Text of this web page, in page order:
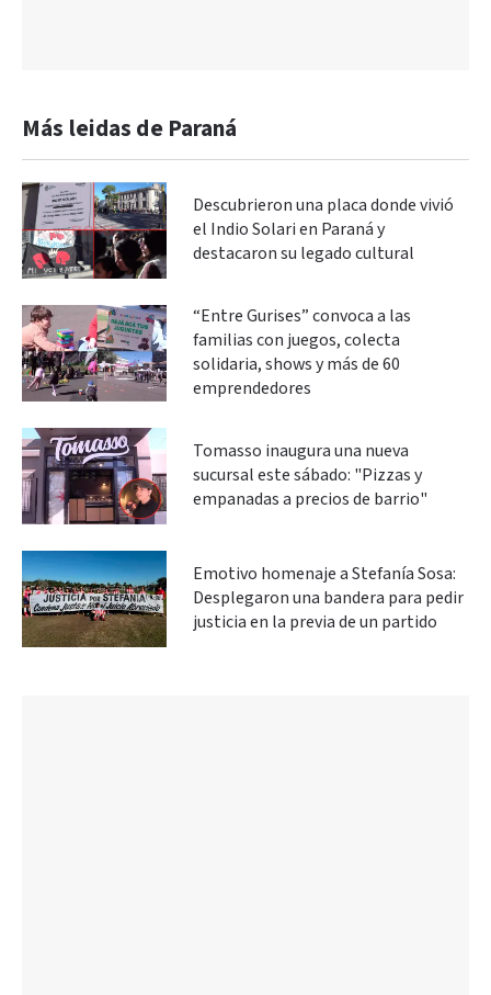
Más leidas de Paraná
Descubrieron una placa donde vivió
el Indio Solari en Paraná y
destacaron su legado cultural
“Entre Gurises” convoca a las
familias con juegos, colecta
solidaria, shows y más de 60
emprendedores
Tomasso inaugura una nueva
sucursal este sábado: "Pizzas y
empanadas a precios de barrio"
Emotivo homenaje a Stefanía Sosa:
Desplegaron una bandera para pedir
justicia en la previa de un partido